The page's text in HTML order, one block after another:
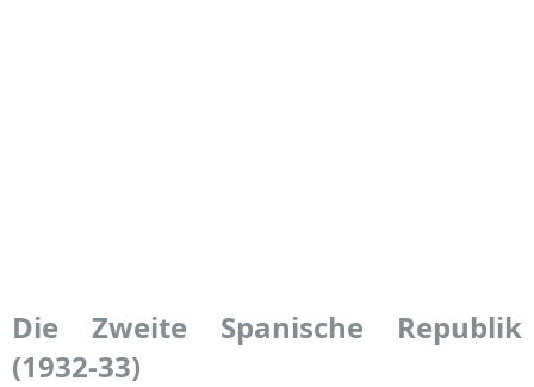
Die Zweite Spanische Republik
(1932-33)